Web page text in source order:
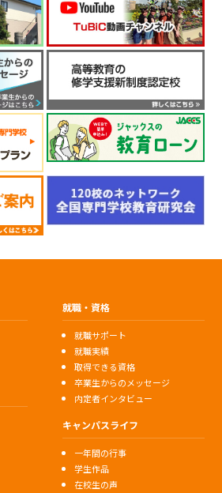
就職・資格
就職サポート
就職実績
取得できる資格
卒業生からのメッセージ
内定者インタビュー
キャンパスライフ
一年間の行事
学生作品
在校生の声